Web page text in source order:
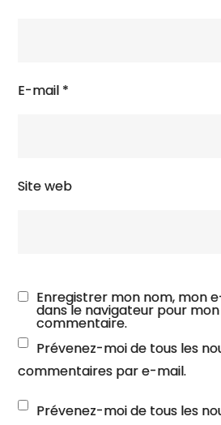
E-mail *
Site web
Enregistrer mon nom, mon
dans le navigateur pour
commentaire.
Prévenez-moi de tous les
commentaires par e-mail.
Prévenez-moi de tous les